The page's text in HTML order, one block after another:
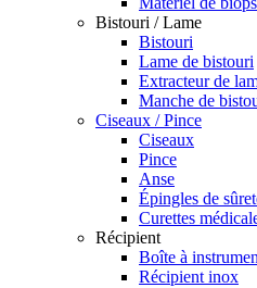
Bistouri / Lame
Bistouri
Lame de bistouri
Extracteur de
Manche de
Ciseaux / Pince
Ciseaux
Pince
Anse
Épingles de
Curettes
Récipient
Boîte à
Récipient inox